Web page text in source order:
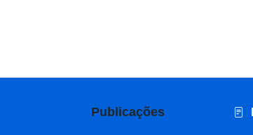
Publicações